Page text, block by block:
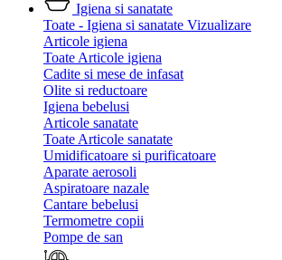
Igiena si sanatate
Toate - Igiena si sanatate Vizualizare
Articole igiena
Toate Articole igiena
Cadite si mese de infasat
Olite si reductoare
Igiena bebelusi
Articole sanatate
Toate Articole sanatate
Umidificatoare si purificatoare
Aparate aerosoli
Aspiratoare nazale
Cantare bebelusi
Termometre copii
Pompe de san